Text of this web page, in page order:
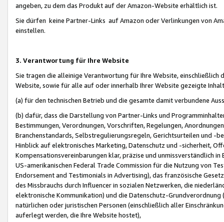
angeben, zu dem das Produkt auf der Amazon-Website erhältlich ist.
Sie dürfen keine Partner-Links auf Amazon oder Verlinkungen von
einstellen.
3. Verantwortung für Ihre Website
Sie tragen die alleinige Verantwortung für Ihre Website,
Website, sowie für alle auf oder innerhalb Ihrer Website gezeigte
(a) für den technischen Betrieb und die gesamte damit verbundene
(b) dafür, dass die Darstellung von Partner-Links und
Bestimmungen, Verordnungen, Vorschriften, Regelungen,
Branchenstandards, Selbstregulierungsregeln, Gerichtsurteilen und -
Hinblick auf elektronisches Marketing, Datenschutz und -sicherheit,
Kompensationsvereinbarungen klar, präzise und unmissverständlich
US-amerikanischen Federal Trade Commission für die Nutzung von
Endorsement and Testimonials in Advertising), das französische
des Missbrauchs durch Influencer in sozialen Netzwerken, die
elektronische Kommunikation) und die Datenschutz-
natürlichen oder juristischen Personen (einschließlich aller
auferlegt werden, die Ihre Website hostet),